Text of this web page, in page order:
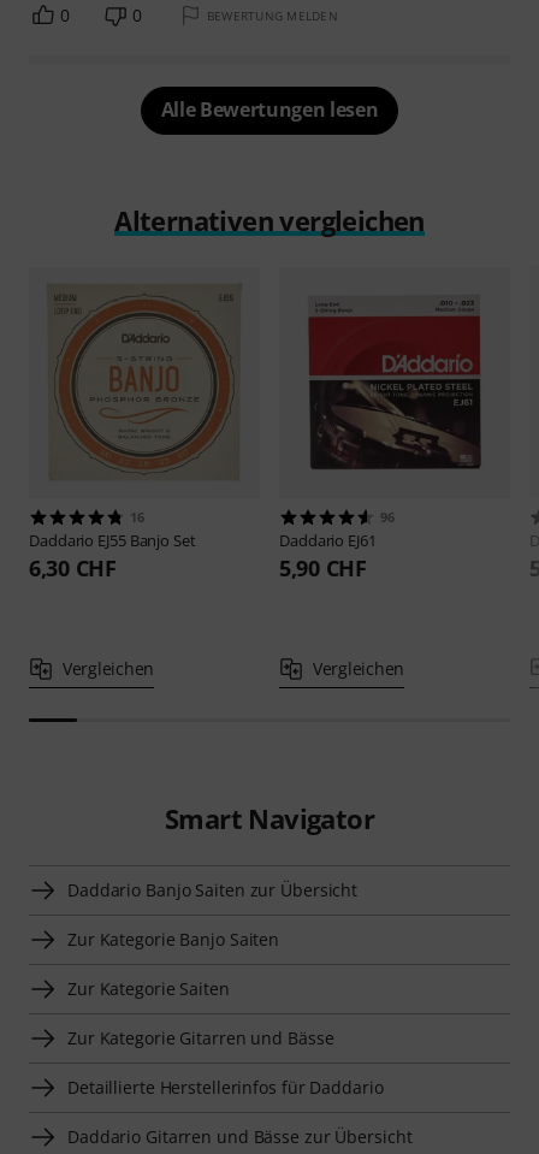
0 0 BEWERTUNG MELDEN
Alle Bewertungen lesen
Alternativen vergleichen
16
Daddario EJ55 Banjo Set
6,30 CHF
Vergleichen
96
Daddario EJ61
5,90 CHF
Vergleichen
Smart Navigator
Daddario Banjo Saiten zur Übersicht
Zur Kategorie Banjo Saiten
Zur Kategorie Saiten
Zur Kategorie Gitarren und Bässe
Detaillierte Herstellerinfos für Daddario
Daddario Gitarren und Bässe zur Übersicht